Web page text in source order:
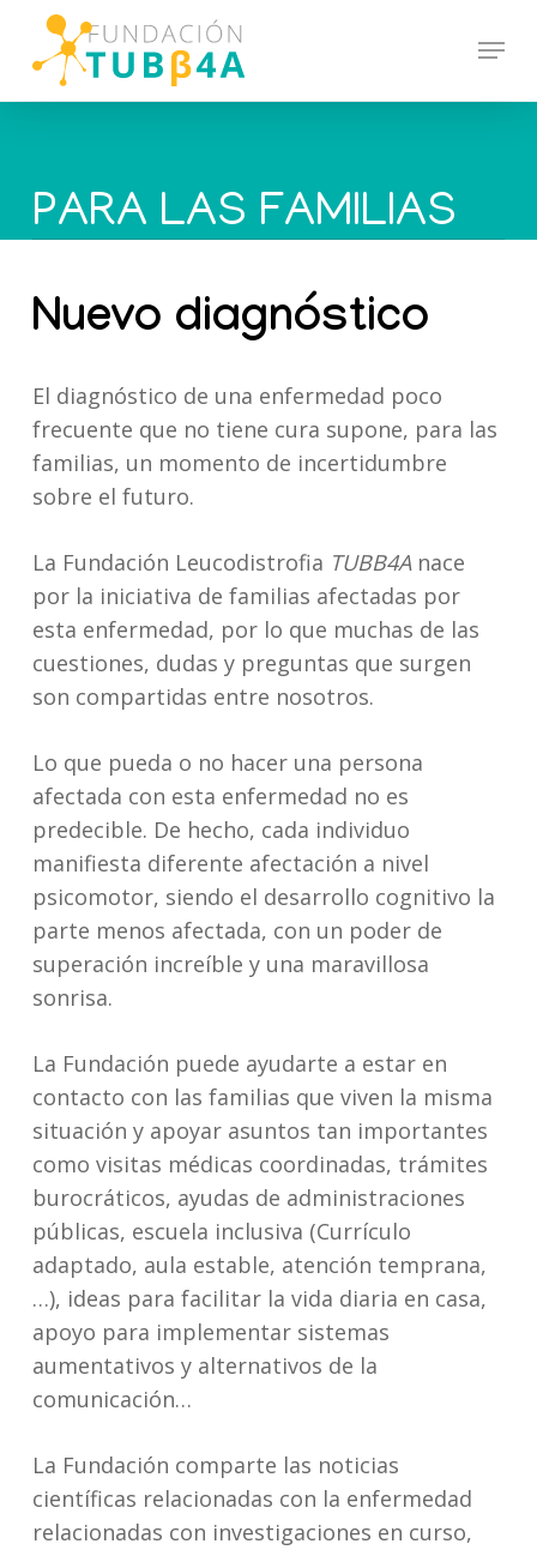
Menu
PARA LAS FAMILIAS
Nuevo diagnóstico
El diagnóstico de una enfermedad poco
frecuente que no tiene cura supone, para las
familias, un momento de incertidumbre
sobre el futuro.
La Fundación Leucodistrofia TUBB4Anace
por la iniciativa de familias afectadas por
esta enfermedad, por lo que muchas de las
cuestiones, dudas y preguntas que surgen
son compartidas entre nosotros.
Lo que pueda o no hacer una persona
afectada con esta enfermedad no es
predecible. De hecho, cada individuo
manifiesta diferente afectación a nivel
psicomotor, siendo el desarrollo cognitivo la
parte menos afectada, con un poder de
superación increíble y una maravillosa
sonrisa.
La Fundación puede ayudarte a estar en
contacto con las familias que viven la misma
situación y apoyar asuntos tan importantes
como visitas médicas coordinadas, trámites
burocráticos, ayudas de administraciones
públicas, escuela inclusiva (Currículo
adaptado, aula estable, atención temprana,
…), ideas para facilitar la vida diaria en casa,
apoyo para implementar sistemas
aumentativos y alternativos de la
comunicación…
La Fundación comparte las noticias
científicas relacionadas con la enfermedad
relacionadas con investigaciones en curso,